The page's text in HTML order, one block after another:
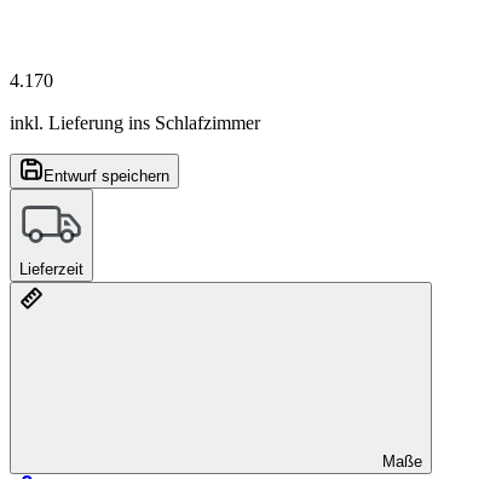
4.170
inkl. Lieferung ins Schlafzimmer
Entwurf speichern
Lieferzeit
Maße